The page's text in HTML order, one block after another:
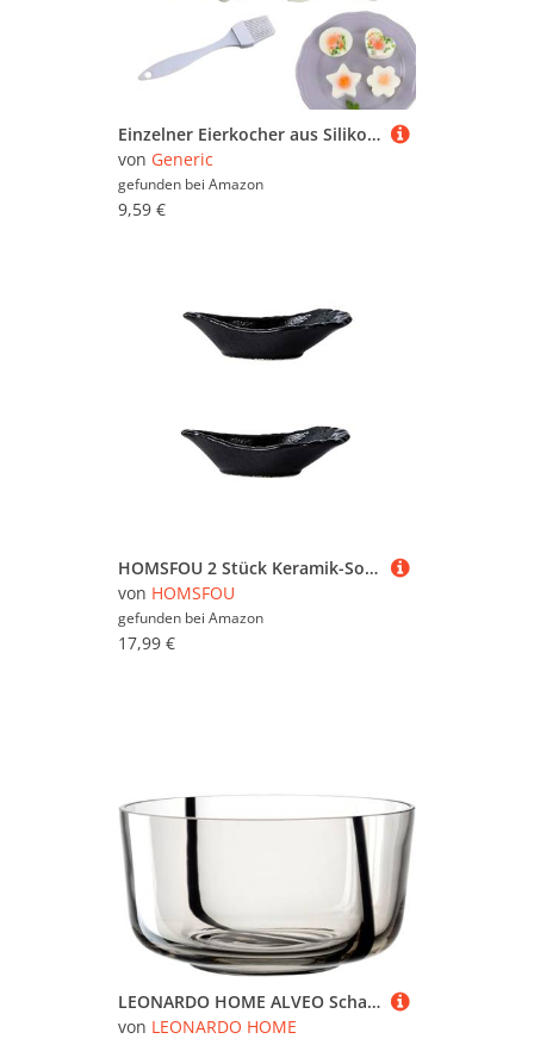
Einzelner Eierkocher aus Silikon, pochierte Eierbecher aus Silikon zum Kochen von Eiern | Pochierte Eierkocher, Silikonform
von Generic
gefunden bei Amazon
9,59 €
HOMSFOU 2 Stück Keramik-Soßenteller Japanische Sojasoßen-Essgeschirr-Teller Glasgeschirr Dip-Soßenteller Soßenschüssel Mini-Vorspeiseteller Keramik Multifunktionaler Wiederverwendbar
von HOMSFOU
gefunden bei Amazon
17,99 €
LEONARDO HOME ALVEO Schale • 1 Stück • Für Salat, Snacks und Desserts • Dekorative Servierschale • Für jede Situation • Edles Wohnaccessoire • Stilvolles Designobjekt • Höhe 11 cm • taupe • 055229
von LEONARDO HOME